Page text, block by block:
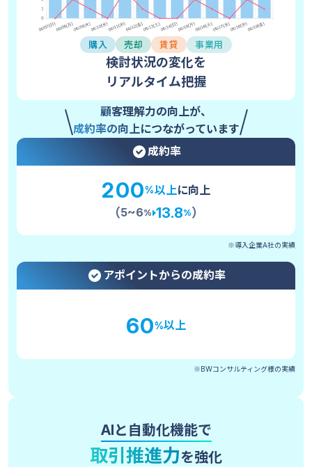
購入 売却 賃貸 事業用
検討状況の変化を
リアルタイム把握
顧客理解力の向上が、
成約率の向上につながっています
成約率
200%以上に向上
（5~6% 13.8%）
※導入企業A社の実績
アポイントからの成約率
60%以上
※BWコンサルティング様の実績
AIと自動化機能で
取引推進力を強化